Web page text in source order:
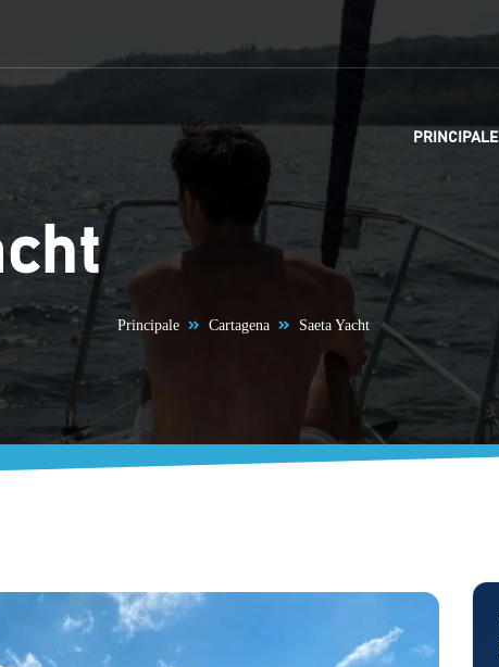
PRINCIPALE
Principale Cartagena Saeta Yacht